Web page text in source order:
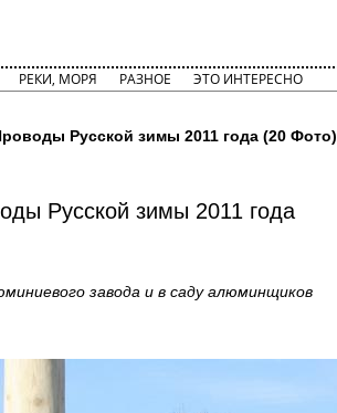
РЕКИ, МОРЯ РАЗНОЕ ЭТО ИНТЕРЕСНО
Русской зимы 2011 года (20 Фото)
Русской зимы 2011 года
завода и в саду алюминщиков